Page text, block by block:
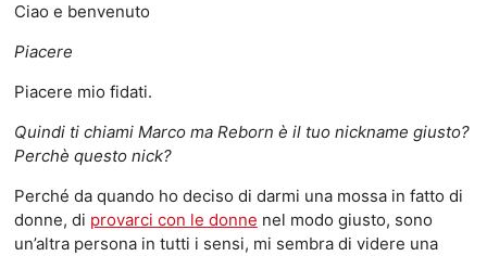
Ciao e benvenuto
Piacere
Piacere mio fidati.
Quindi ti chiami Marco ma Reborn è il tuo nickname giusto?
Perchè questo nick?
Perché da quando ho deciso di darmi una mossa in fatto di
donne, di provarci con le donne nel modo giusto, sono
un’altra persona in tutti i sensi, mi sembra di videre una